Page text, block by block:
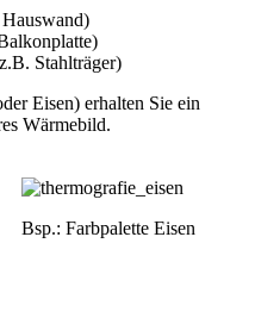
Stahlträger)
Eisen) erhalten Sie ein
Wärmebild.
Bsp.: Farbpalette Eisen